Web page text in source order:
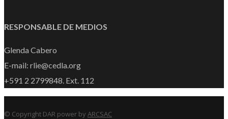
RESPONSABLE DE MEDIOS
Glenda Cabero
E-mail: rlie@cedla.org
+591 2 2799848. Ext. 112
© Copyright DAR power by ARCSAC